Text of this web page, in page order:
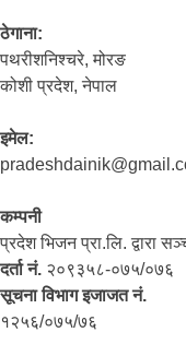
ठेगाना:
पथरीशनिश्‍चरे, मोरङ
कोशी प्रदेश, नेपाल
इमेल:
कम्पनी
प्रदेश भिजन प्रा.लि. द्वारा
दर्ता नं. २०९३५८-०७५/०७६
सूचना विभाग इजाजत नं.
१२५६/०७५/७६